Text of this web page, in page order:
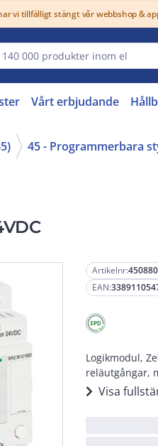
vi tillfälligt stängt vår webbshop &
Vårt erbjudande
45 - Programmerbara
Artikelnr:
EAN:
Logikmodul,
reläutgångar,
Visa